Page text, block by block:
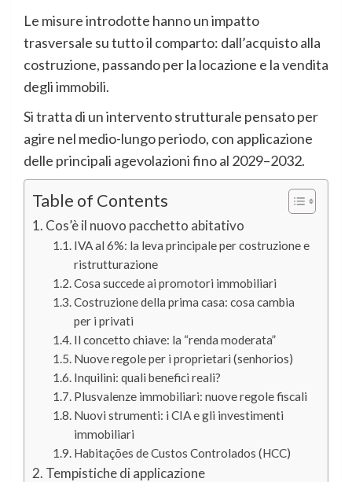
Le misure introdotte hanno un impatto
trasversale su tutto il comparto: dall’acquisto alla
costruzione, passando per la locazione e la vendita
degli immobili.
Si tratta di un intervento strutturale pensato per
agire nel medio-lungo periodo, con applicazione
delle principali agevolazioni fino al 2029–2032.
Table of Contents
Cos’è il nuovo pacchetto abitativo
IVA al 6%: la leva principale per costruzione e
ristrutturazione
Cosa succede ai promotori immobiliari
Costruzione della prima casa: cosa cambia
per i privati
Il concetto chiave: la “renda moderata”
Nuove regole per i proprietari (senhorios)
Inquilini: quali benefici reali?
Plusvalenze immobiliari: nuove regole fiscali
Nuovi strumenti: i CIA e gli investimenti
immobiliari
Habitações de Custos Controlados (HCC)
Tempistiche di applicazione